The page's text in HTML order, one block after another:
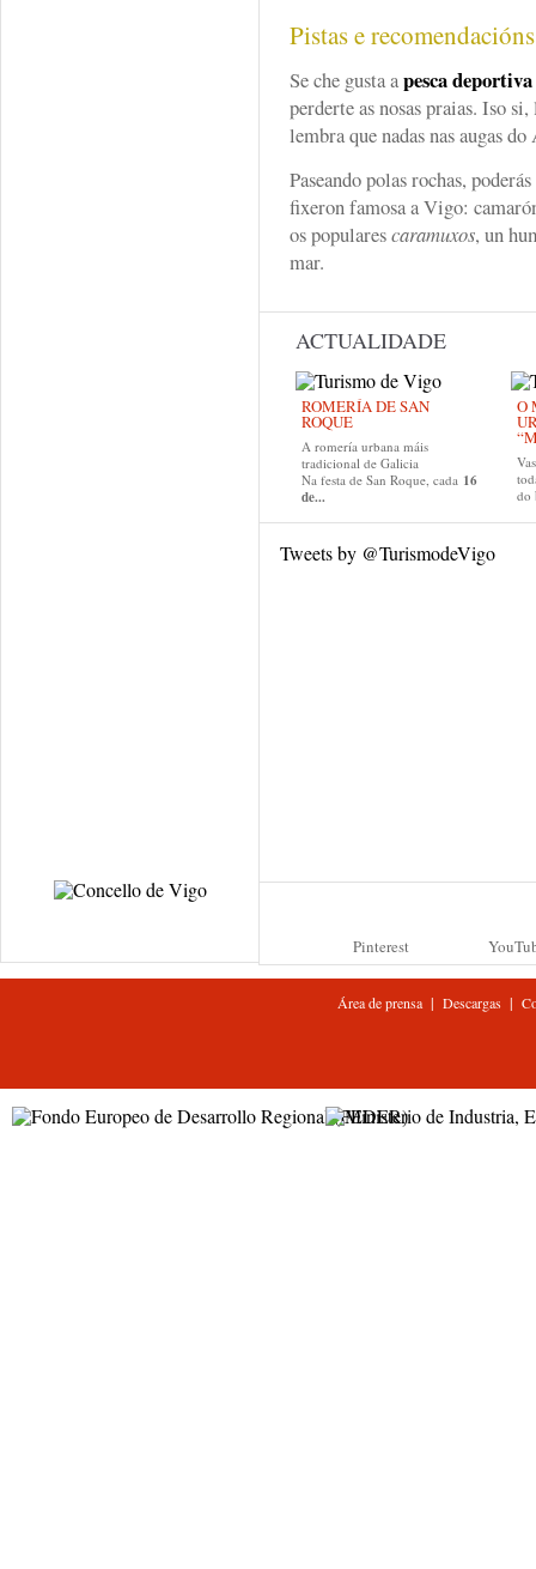
Pistas e
Se che gusta apesca deportiva
perderte as nosas praias. Iso
lembra que nadas nas augas
Paseando polas rochas,
fixeron famosa a Vigo:
os popularescaramuxos, un
mar.
ACTUALIDADE
ROMERÍA DE SAN
ROQUE
A romería urbana máis
tradicional de Galicia
Na festa de San Roque, cada 16
de...
O
do
Tweets by @TurismodeVigo
Pinterest
Área de prensa| Descargas|